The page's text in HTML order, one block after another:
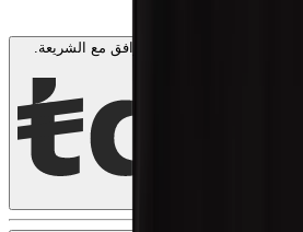
. بدون رسوم. متوافق مع الشريعة.